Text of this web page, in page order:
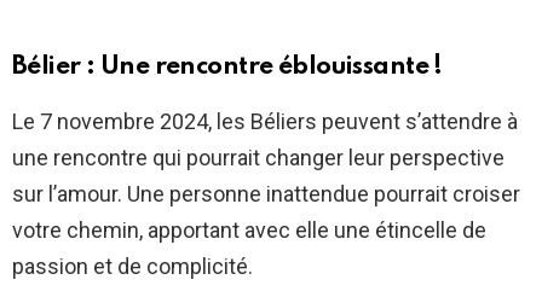
Bélier : Une rencontre éblouissante !
Le 7 novembre 2024, les Béliers peuvent s’attendre à
une rencontre qui pourrait changer leur perspective
sur l’amour. Une personne inattendue pourrait croiser
votre chemin, apportant avec elle une étincelle de
passion et de complicité.